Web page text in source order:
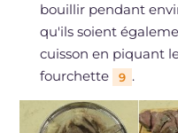
bouillir pendant
qu'ils soient
cuisson en piquant
fourchette
9 .